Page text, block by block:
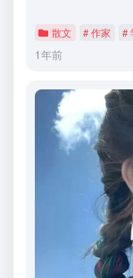
散文 # 作家 #
1年前